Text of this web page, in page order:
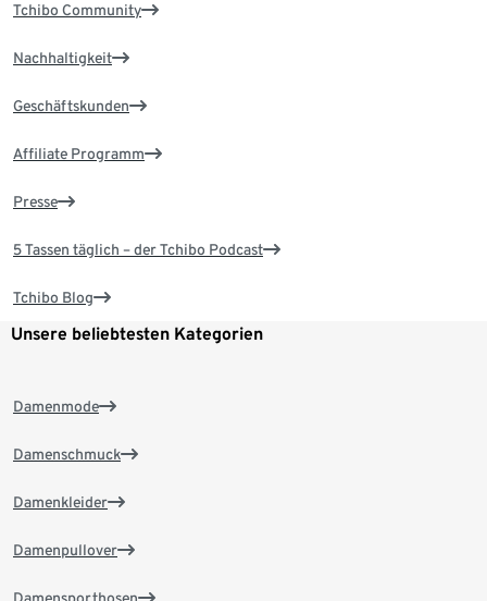
Tchibo Community
Nachhaltigkeit
Geschäftskunden
Affiliate Programm
Presse
5 Tassen täglich – der Tchibo Podcast
Tchibo Blog
Unsere beliebtesten Kategorien
Damenmode
Damenschmuck
Damenkleider
Damenpullover